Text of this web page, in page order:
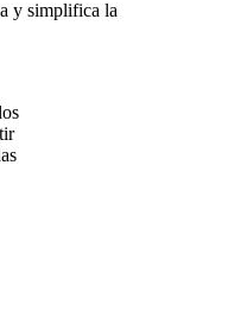
y simplifica la